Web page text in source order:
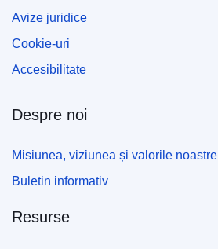
Avize juridice
Cookie-uri
Accesibilitate
Despre noi
Misiunea, viziunea și valorile noastre
Buletin informativ
Resurse